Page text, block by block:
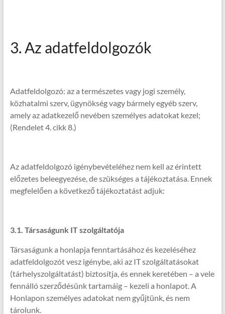
3. Az adatfeldolgozók
Adatfeldolgozó: az a természetes vagy jogi személy,
közhatalmi szerv, ügynökség vagy bármely egyéb szerv,
amely az adatkezelő nevében személyes adatokat kezel;
(Rendelet 4. cikk 8.)
Az adatfeldolgozó igénybevételéhez nem kell az érintett
előzetes beleegyezése, de szükséges a tájékoztatása. Ennek
megfelelően a következő tájékoztatást adjuk:
3.1. Társaságunk IT szolgáltatója
Társaságunk a honlapja fenntartásához és kezeléséhez
adatfeldolgozót vesz igénybe, aki az IT szolgáltatásokat
(tárhelyszolgáltatást) biztosítja, és ennek keretében – a vele
fennálló szerződésünk tartamáig – kezeli a honlapot. A
Honlapon személyes adatokat nem gyűjtünk, és nem
tárolunk.